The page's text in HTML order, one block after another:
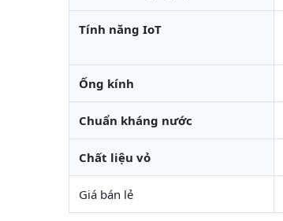
Tính năng IoT
Ống kính
Chuẩn kháng nước
Chất liệu vỏ
Giá bán lẻ